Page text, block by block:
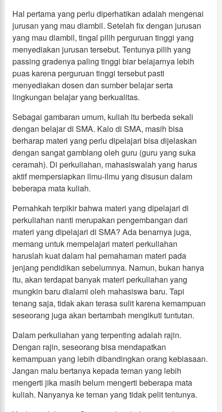
Hal pertama yang perlu diperhatikan adalah mengenai
jurusan yang mau diambil. Setelah fix dengan jurusan
yang mau diambil, tingal pilih perguruan tinggi yang
menyediakan jurusan tersebut. Tentunya pilih yang
passing gradenya paling tinggi biar belajarnya lebih
puas karena perguruan tinggi tersebut pasti
menyediakan dosen dan sumber belajar serta
lingkungan belajar yang berkualitas.
Sebagai gambaran umum, kuliah itu berbeda sekali
dengan belajar di SMA. Kalo di SMA, masih bisa
berharap materi yang perlu dipelajari bisa dijelaskan
dengan sangat gamblang oleh guru (guru yang suka
ceramah). Di perkuliahan, mahasiswalah yang harus
aktif mempersiapkan ilmu-ilmu yang disusun dalam
beberapa mata kuliah.
Pernahkah terpikir bahwa materi yang dipelajari di
perkuliahan nanti merupakan pengembangan dari
materi yang dipelajari di SMA? Ada benarnya juga,
memang untuk mempelajari materi perkuliahan
haruslah kuat dalam hal pemahaman materi pada
jenjang pendidikan sebelumnya. Namun, bukan hanya
itu, akan terdapat banyak materi perkuliahan yang
mungkin baru dialami oleh mahasiswa baru. Tapi
tenang saja, tidak akan terasa sulit karena kemampuan
seseorang juga akan bertambah mengikuti tuntutan.
Dalam perkuliahan yang terpenting adalah rajin.
Dengan rajin, seseorang bisa mendapatkan
kemampuan yang lebih dibandingkan orang kebiasaan.
Jangan malu bertanya kepada teman yang lebih
mengerti jika masih belum mengerti beberapa mata
kuliah. Nanyanya ke teman yang tidak pelit tentunya.